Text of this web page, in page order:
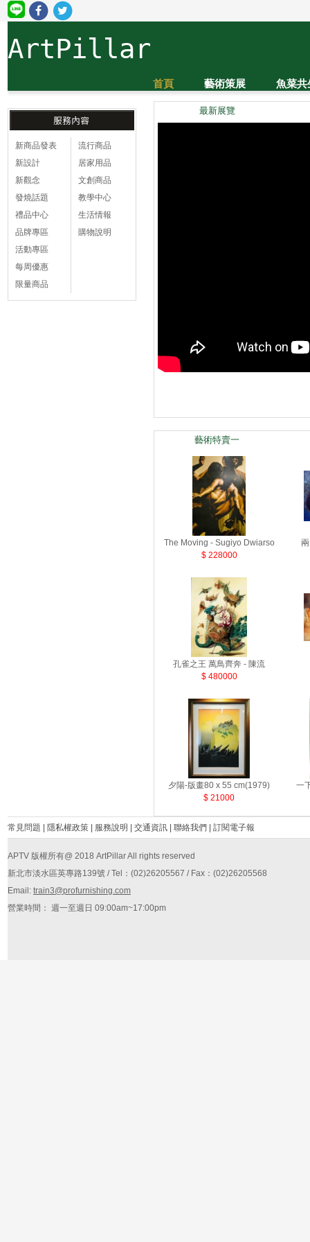
ArtPillar
首頁 藝術策展 魚菜共
新商品發表
新設計
新觀念
發燒話題
禮品中心
品牌專區
活動專區
每周優惠
限量商品
流行商品
居家用品
文創商品
教學中心
生活情報
購物說明
最新展覽
藝術特賣一
The Moving - Sugiyo Dwiarso
$ 228000
孔雀之王 萬鳥齊奔 - 陳流
$ 480000
夕陽-版畫80 x 55 cm(1979)
$ 21000
一
常見問題 隱私權政策 服務說明 交通資訊 聯絡我們 訂閱電子報
APTV 版權所有@ 2018 ArtPillar All rights reserved
新北市淡水區英專路139號 / Tel：(02)26205567 / Fax：(02)26205568
Email: train3@profurnishing.com
營業時間： 週一至週日 09:00am~17:00pm